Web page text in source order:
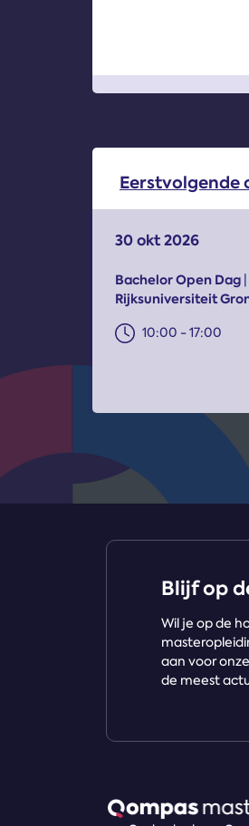
Eerstvolgende
30 okt 2026
Bachelor Open Dag
Rijksuniversiteit
10:00 - 17:00
Blijf op
Wil je op de
aan voor
de meest